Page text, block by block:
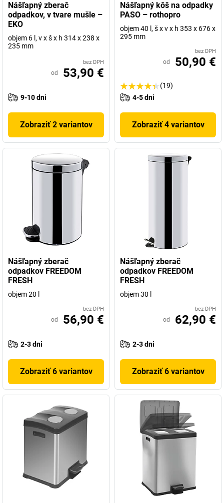
Nášľapný zberač
odpadkov, v tvare mušle –
EKO
objem 6 l, v x š x h 314 x 238 x
235 mm
bez DPH
od 53,90 €
9-10 dni
Zobraziť 2 variantov
Nášľapný kôš na odpadky
PASO – rothopro
objem 40 l, š x v x h 353 x 676 x
295 mm
bez DPH
od 50,90 €
(19)
4-5 dni
Zobraziť 4 variantov
Nášľapný zberač
odpadkov FREEDOM
FRESH
objem 20 l
bez DPH
od 56,90 €
2-3 dni
Zobraziť 6 variantov
Nášľapný zberač
odpadkov FREEDOM
FRESH
objem 30 l
bez DPH
od 62,90 €
2-3 dni
Zobraziť 6 variantov